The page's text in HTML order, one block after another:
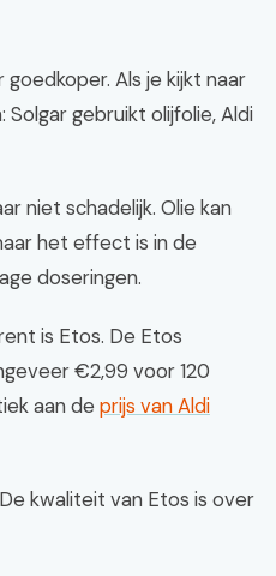
goedkoper. Als je kijkt naar
gebruikt olijfolie, Aldi
niet schadelijk. Olie kan
het effect is in de
doseringen.
is Etos. De Etos
€2,99 voor 120
aan de prijs van Aldi
kwaliteit van Etos is over